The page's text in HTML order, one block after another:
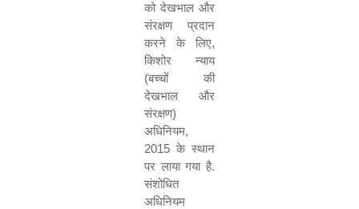
को देखभाल और
संरक्षण प्रदान
करने के लिए,
किशोर न्याय
(बच्चों की
देखभाल और
संरक्षण)
अधिनियम,
2015 के स्थान
पर लाया गया है.
संशोधित
अधिनियम